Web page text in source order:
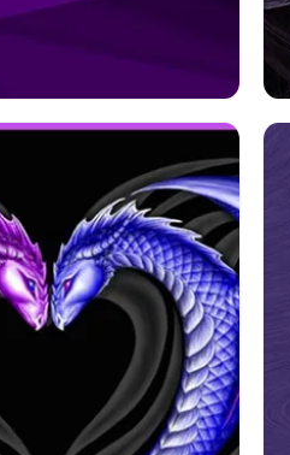
ウィンドウズ10
グ·システム 紫の